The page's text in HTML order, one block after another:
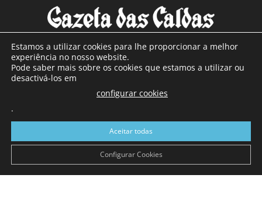
SOBRE NÓS
Com sede nas Caldas da Rainha e mais de 90 anos de
a sul de distrito de Leiria, com mais de 40.000 leitores por
toda a região Oeste. Jornal com distribuição em Portugal
Continental e assinatura online.
Estamos a utilizar cookies para lhe proporcionar a melhor
experiência no nosso website.
Pode saber mais sobre os cookies que estamos a utilizar ou
desactivá-los em
configurar cookies
.
Aceitar todas
Configurar Cookies